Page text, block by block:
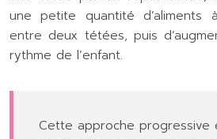
une petite quantité d’aliments
entre deux tétées, puis
rythme de l’enfant.
Cette approche progressive